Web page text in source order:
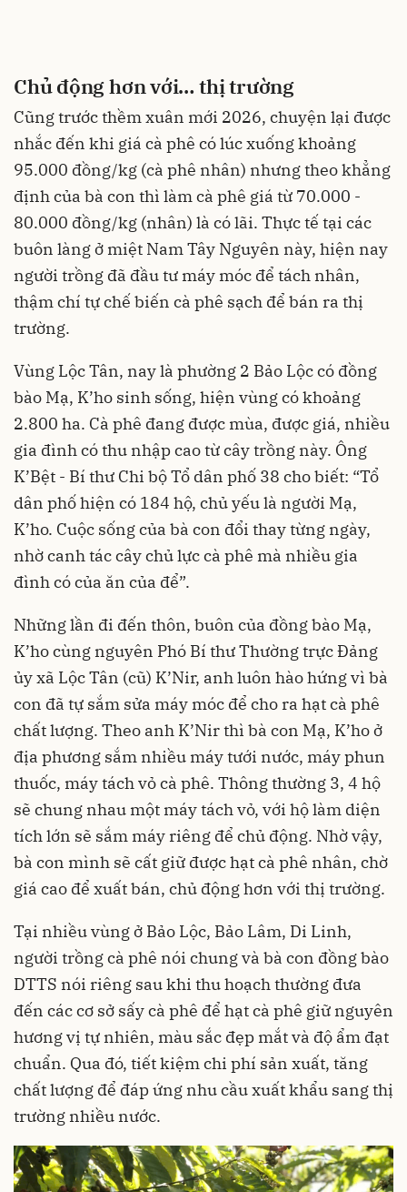
Chủ động hơn với… thị trường
Cũng trước thềm xuân mới 2026, chuyện lại được
nhắc đến khi giá cà phê có lúc xuống khoảng
95.000 đồng/kg (cà phê nhân) nhưng theo khẳng
định của bà con thì làm cà phê giá từ 70.000 -
80.000 đồng/kg (nhân) là có lãi. Thực tế tại các
buôn làng ở miệt Nam Tây Nguyên này, hiện nay
người trồng đã đầu tư máy móc để tách nhân,
thậm chí tự chế biến cà phê sạch để bán ra thị
trường.
Vùng Lộc Tân, nay là phường 2 Bảo Lộc có đồng
bào Mạ, K’ho sinh sống, hiện vùng có khoảng
2.800 ha. Cà phê đang được mùa, được giá, nhiều
gia đình có thu nhập cao từ cây trồng này. Ông
K’Bệt - Bí thư Chi bộ Tổ dân phố 38 cho biết: “Tổ
dân phố hiện có 184 hộ, chủ yếu là người Mạ,
K’ho. Cuộc sống của bà con đổi thay từng ngày,
nhờ canh tác cây chủ lực cà phê mà nhiều gia
đình có của ăn của để”.
Những lần đi đến thôn, buôn của đồng bào Mạ,
K’ho cùng nguyên Phó Bí thư Thường trực Đảng
ủy xã Lộc Tân (cũ) K’Nir, anh luôn hào hứng vì bà
con đã tự sắm sửa máy móc để cho ra hạt cà phê
chất lượng. Theo anh K’Nir thì bà con Mạ, K’ho ở
địa phương sắm nhiều máy tưới nước, máy phun
thuốc, máy tách vỏ cà phê. Thông thường 3, 4 hộ
sẽ chung nhau một máy tách vỏ, với hộ làm diện
tích lớn sẽ sắm máy riêng để chủ động. Nhờ vậy,
bà con mình sẽ cất giữ được hạt cà phê nhân, chờ
giá cao để xuất bán, chủ động hơn với thị trường.
Tại nhiều vùng ở Bảo Lộc, Bảo Lâm, Di Linh,
người trồng cà phê nói chung và bà con đồng bào
DTTS nói riêng sau khi thu hoạch thường đưa
đến các cơ sở sấy cà phê để hạt cà phê giữ nguyên
hương vị tự nhiên, màu sắc đẹp mắt và độ ẩm đạt
chuẩn. Qua đó, tiết kiệm chi phí sản xuất, tăng
chất lượng để đáp ứng nhu cầu xuất khẩu sang thị
trường nhiều nước.